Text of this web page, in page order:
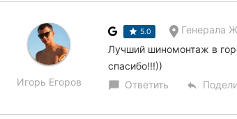
Игорь Егоров
5.0 Генерала
Лучший шиномонтаж в
спасибо!!!))
chat_bubble Ответить reply